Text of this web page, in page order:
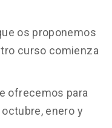
os proponemos
curso comienza
ofrecemos para
enero y